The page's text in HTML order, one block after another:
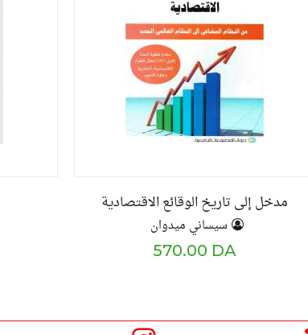
مدخل إلى تاريخ الوقائع الاقتصادية
سيساني ميدوان
570.00 DA